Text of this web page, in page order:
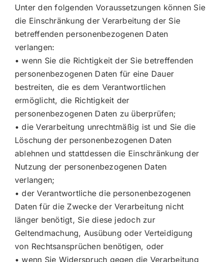
Unter den folgenden Voraussetzungen können Sie
die Einschränkung der Verarbeitung der Sie
betreffenden personenbezogenen Daten
verlangen:
• wenn Sie die Richtigkeit der Sie betreffenden
personenbezogenen Daten für eine Dauer
bestreiten, die es dem Verantwortlichen
ermöglicht, die Richtigkeit der
personenbezogenen Daten zu überprüfen;
• die Verarbeitung unrechtmäßig ist und Sie die
Löschung der personenbezogenen Daten
ablehnen und stattdessen die Einschränkung der
Nutzung der personenbezogenen Daten
verlangen;
• der Verantwortliche die personenbezogenen
Daten für die Zwecke der Verarbeitung nicht
länger benötigt, Sie diese jedoch zur
Geltendmachung, Ausübung oder Verteidigung
von Rechtsansprüchen benötigen, oder
• wenn Sie Widerspruch gegen die Verarbeitung